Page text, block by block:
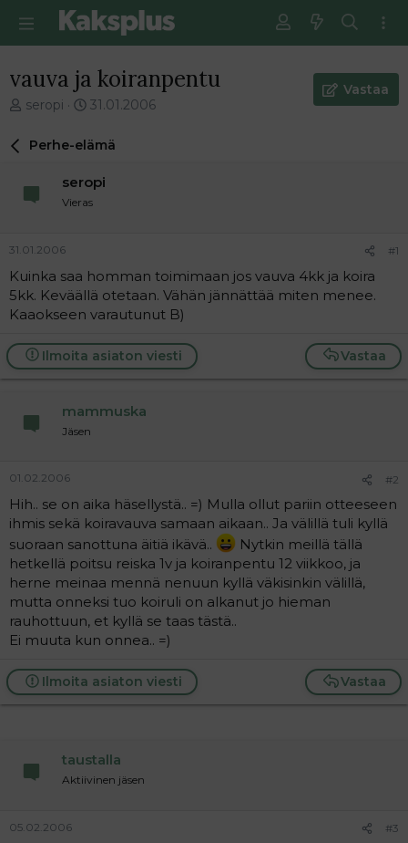
vauva ja koiranpentu
V
e
i
t
u
n
a
o
i
t
a
j
seropi
E
s
m
ä
n
v
i
s
t
i
31.01.2006
Vastaa
Perhe-elämä
seropi
Vieras
31.01.2006 #1
Kuinka saa homman toimimaan jos vauva 4kk ja koira
5kk. Keväällä otetaan. Vähän jännättää miten menee.
Kaaokseen varautunut B)
Vastaa
Ilmoita asiaton viesti
mammuska
Jäsen
01.02.2006 #2
Hih.. se on aika häsellystä.. =) Mulla ollut pariin otteeseen
ihmis sekä koiravauva samaan aikaan.. Ja välillä tuli kyllä
suoraan sanottuna äitiä ikävä..
Nytkin meillä tällä
hetkellä poitsu reiska 1v ja koiranpentu 12 viikkoo, ja
herne meinaa mennä nenuun kyllä väkisinkin välillä,
mutta onneksi tuo koiruli on alkanut jo hieman
rauhottuun, et kyllä se taas tästä..
Ei muuta kun onnea.. =)
Vastaa
Ilmoita asiaton viesti
taustalla
Aktiivinen jäsen
05.02.2006 #3